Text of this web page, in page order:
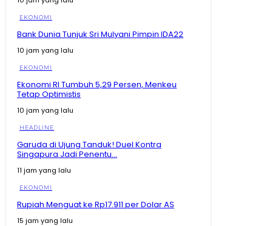
EKONOMI
Bank Dunia Tunjuk Sri Mulyani Pimpin IDA22
10 jam yang lalu
EKONOMI
Ekonomi RI Tumbuh 5,29 Persen, Menkeu
Tetap Optimistis
10 jam yang lalu
HEADLINE
Garuda di Ujung Tanduk! Duel Kontra
Singapura Jadi Penentu...
11 jam yang lalu
EKONOMI
Rupiah Menguat ke Rp17.911 per Dolar AS
15 jam yang lalu